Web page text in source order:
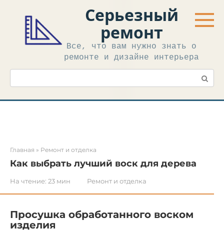
контенту
Серьезный
ремонт
Все, что вам нужно знать о
ремонте и дизайне интерьера
Поиск:
Главная » Ремонт и отделка
Как выбрать лучший воск для дерева
На чтение: 23 мин Ремонт и отделка
Просушка обработанного воском
изделия